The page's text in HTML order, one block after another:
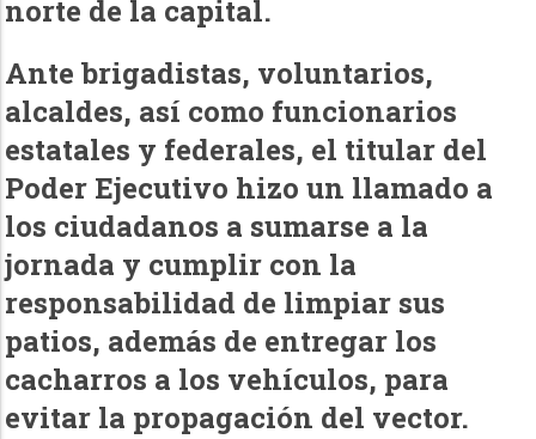
norte de la capital.
Ante brigadistas, voluntarios,
alcaldes, así como funcionarios
estatales y federales, el titular del
Poder Ejecutivo hizo un llamado a
los ciudadanos a sumarse a la
jornada y cumplir con la
responsabilidad de limpiar sus
patios, además de entregar los
cacharros a los vehículos, para
evitar la propagación del vector.